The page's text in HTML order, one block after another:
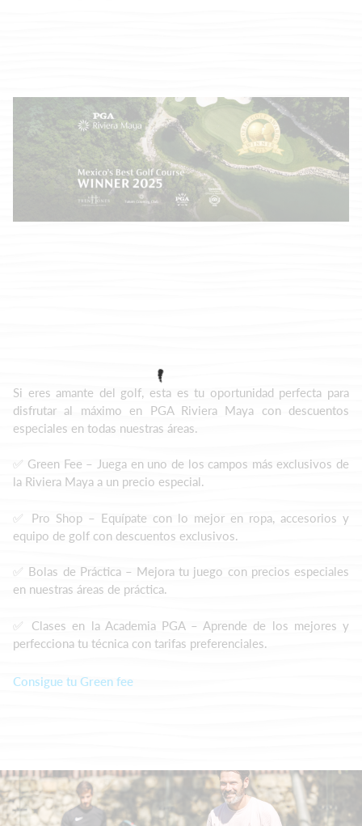
Si eres amante del golf, esta es tu oportunidad perfecta para
disfrutar al máximo en PGA Riviera Maya con descuentos
especiales en todas nuestras áreas.
✅ Green Fee – Juega en uno de los campos más exclusivos de
la Riviera Maya a un precio especial.
✅ Pro Shop – Equípate con lo mejor en ropa, accesorios y
equipo de golf con descuentos exclusivos.
✅ Bolas de Práctica – Mejora tu juego con precios especiales
en nuestras áreas de práctica.
✅ Clases en la Academia PGA – Aprende de los mejores y
perfecciona tu técnica con tarifas preferenciales.
Consigue tu Green fee